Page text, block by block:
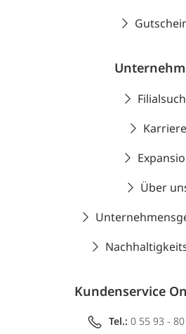
Karriere
Über
Kundenservice
Tel.: 0 55 93 -